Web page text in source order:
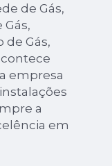
de Gás,
Gás,
empresa
a
em